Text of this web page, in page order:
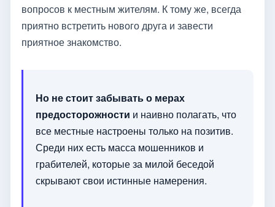
вопросов к местным жителям. К тому же, всегда
приятно встретить нового друга и завести
приятное знакомство.
Но не стоит забывать о мерах
предосторожности и наивно полагать, что
все местные настроены только на позитив.
Среди них есть масса мошенников и
грабителей, которые за милой беседой
скрывают свои истинные намерения.